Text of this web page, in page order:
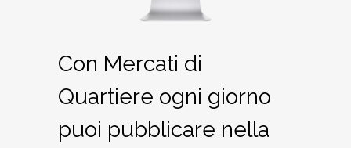
Con Mercati di
Quartiere ogni giorno
puoi pubblicare nella